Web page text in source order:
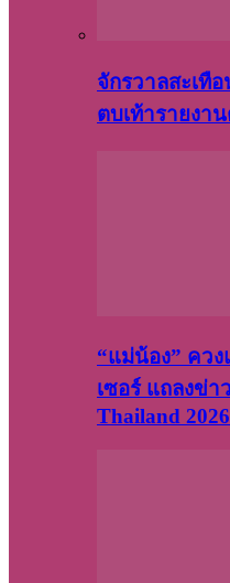
จักรวาลสะเทื
ตบเท้ารายงา
“แม่น้อง” คว
เซอร์ แถลงข่า
Thailand